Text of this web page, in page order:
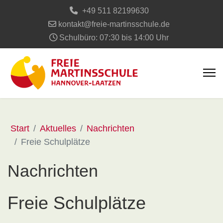
+49 511 82199630
kontakt@freie-martinsschule.de
Schulbüro: 07:30 bis 14:00 Uhr
Start Aktuelles
Nachrichten
Freie Schulplätze
Nachrichten
Freie Schulplätze